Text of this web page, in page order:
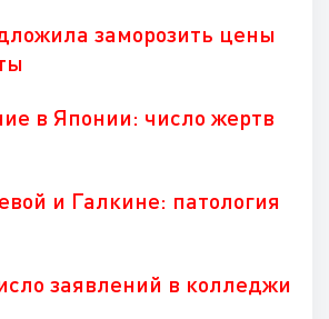
заморозить цены
в Японии: число жертв
и Галкине: патология
заявлений в колледжи